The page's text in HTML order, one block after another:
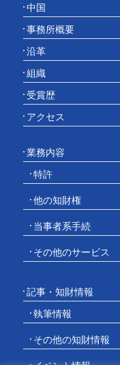
中国
事務所概要
沿革
組織
受賞歴
アクセス
業務内容
特許
他の知財権
当事者系手続
その他のサービス
記事・知財情報
執筆情報
その他の知財情報